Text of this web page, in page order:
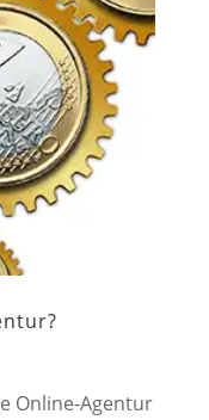
Online-Agentur